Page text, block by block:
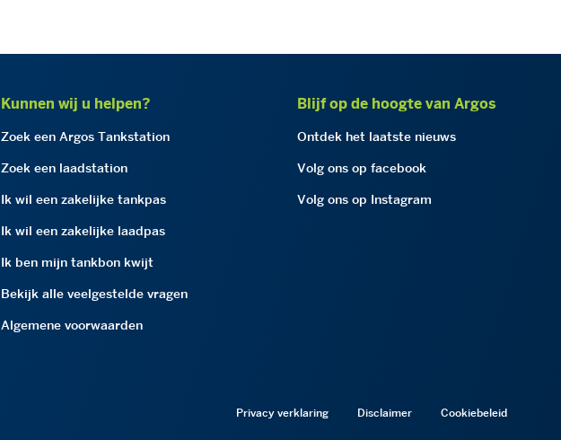
Kunnen wij u helpen?
Zoek een Argos Tankstation
Zoek een laadstation
Ik wil een zakelijke tankpas
Ik wil een zakelijke laadpas
Ik ben mijn tankbon kwijt
Bekijk alle veelgestelde vragen
Algemene voorwaarden
Blijf op de hoogte van Argos
Ontdek het laatste nieuws
Volg ons op facebook
Volg ons op Instagram
Privacy verklaring Disclaimer Cookiebeleid